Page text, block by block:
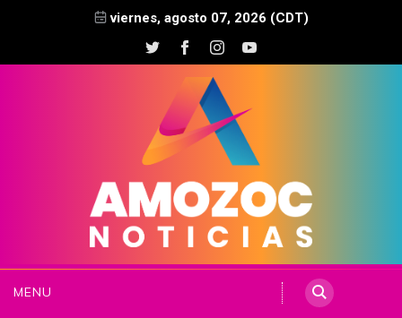
viernes, agosto 07, 2026 (CDT)
MENU